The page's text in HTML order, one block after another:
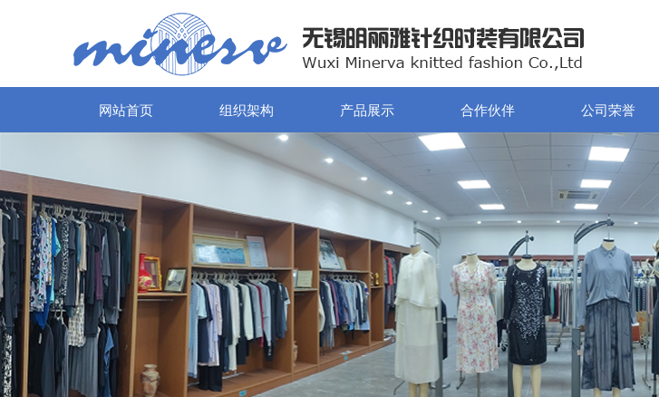
网站首页 组织架构 产品展示 合作伙伴 公司荣誉